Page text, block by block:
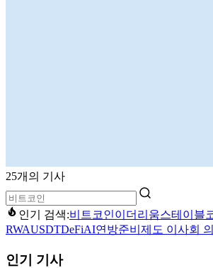
25개의 기사
인기 검색:비트코인이더리움스테이블
RWAUSDTDeFiAI연방준비제도 이사회
인기 기사